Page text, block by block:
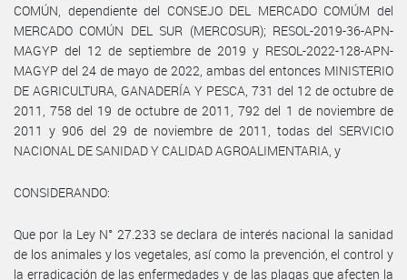
COMÚN, dependiente del CONSEJO DEL MERCADO COMÚM del
MERCADO COMÚN DEL SUR (MERCOSUR); RESOL-2019-36-APN-
MAGYP del 12 de septiembre de 2019 y RESOL-2022-128-APN-
MAGYP del 24 de mayo de 2022, ambas del entonces MINISTERIO
DE AGRICULTURA, GANADERÍA Y PESCA, 731 del 12 de octubre de
2011, 758 del 19 de octubre de 2011, 792 del 1 de noviembre de
2011 y 906 del 29 de noviembre de 2011, todas del SERVICIO
NACIONAL DE SANIDAD Y CALIDAD AGROALIMENTARIA, y
CONSIDERANDO:
Que por la Ley N° 27.233 se declara de interés nacional la sanidad
de los animales y los vegetales, así como la prevención, el control y
la erradicación de las enfermedades y de las plagas que afecten la